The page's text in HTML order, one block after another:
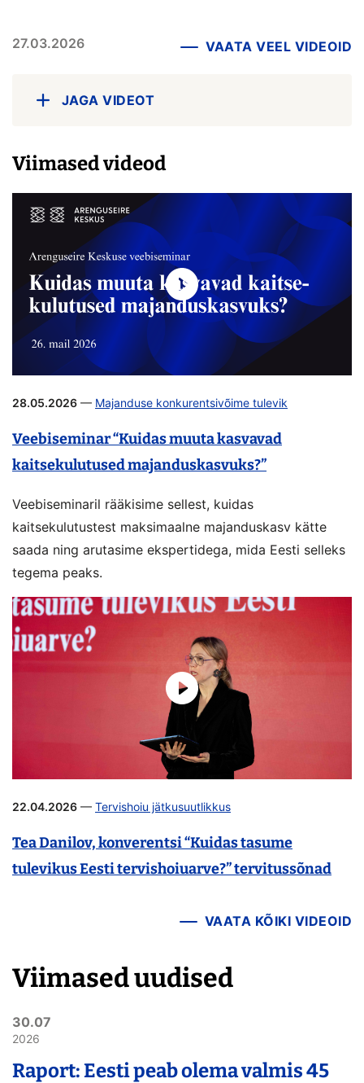
27.03.2026 VAATA VEEL VIDEOID
JAGA VIDEOT
Viimased videod
28.05.2026 — Majanduse konkurentsivõime tulevik
Veebiseminar “Kuidas muuta kasvavad
kaitsekulutused majanduskasvuks?”
Veebiseminaril rääkisime sellest, kuidas
kaitsekulutustest maksimaalne majanduskasv kätte
saada ning arutasime ekspertidega, mida Eesti selleks
tegema peaks.
22.04.2026 — Tervishoiu jätkusuutlikkus
Tea Danilov, konverentsi “Kuidas tasume
tulevikus Eesti tervishoiuarve?” tervitussõnad
VAATA KÕIKI VIDEOID
Viimased uudised
30.07
2026
Raport: Eesti peab olema valmis 45